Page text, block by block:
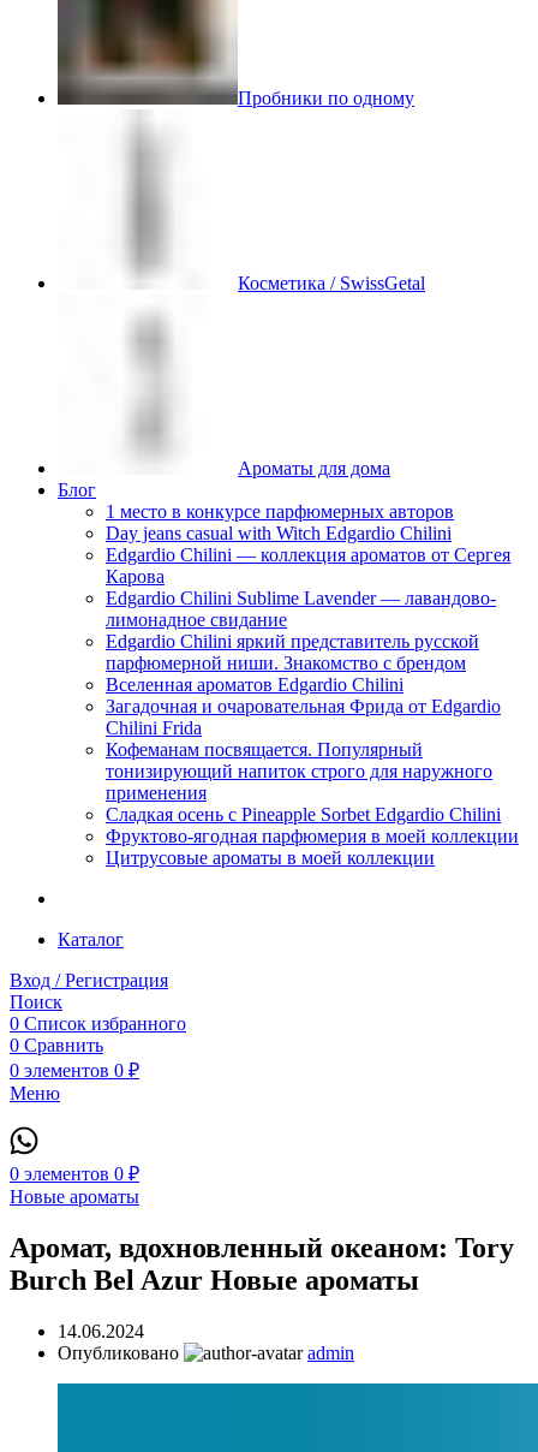
Пробники по одному
Косметика / SwissGetal
Ароматы для дома
Блог
1 место в конкурсе парфюмерных авторов
Day jeans casual with Witch Edgardio Chilini
Edgardio Chilini — коллекция ароматов от Сергея
Карова
Edgardio Chilini Sublime Lavender — лавандово-
лимонадное свидание
Edgardio Chilini яркий представитель русской
парфюмерной ниши. Знакомство с брендом
Вселенная ароматов Edgardio Chilini
Загадочная и очаровательная Фрида от Edgardio
Chilini Frida
Кофеманам посвящается. Популярный
тонизирующий напиток строго для наружного
применения
Сладкая осень с Pineapple Sorbet Edgardio Chilini
Фруктово-ягодная парфюмерия в моей коллекции
​Цитрусовые ароматы в моей коллекции
Каталог
Вход / Регистрация
Поиск
0 Список избранного
0 Сравнить
0 элементов 0 ₽
Меню
0 элементов 0 ₽
Новые ароматы
Аромат, вдохновленный океаном: Tory
Burch Bel Azur Новые ароматы
14.06.2024
Опубликовано
admin